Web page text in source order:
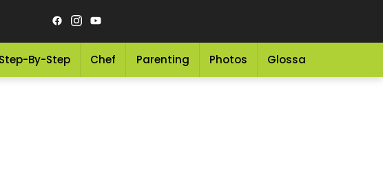
Step-By-Step Chef Parenting Photos Glossary